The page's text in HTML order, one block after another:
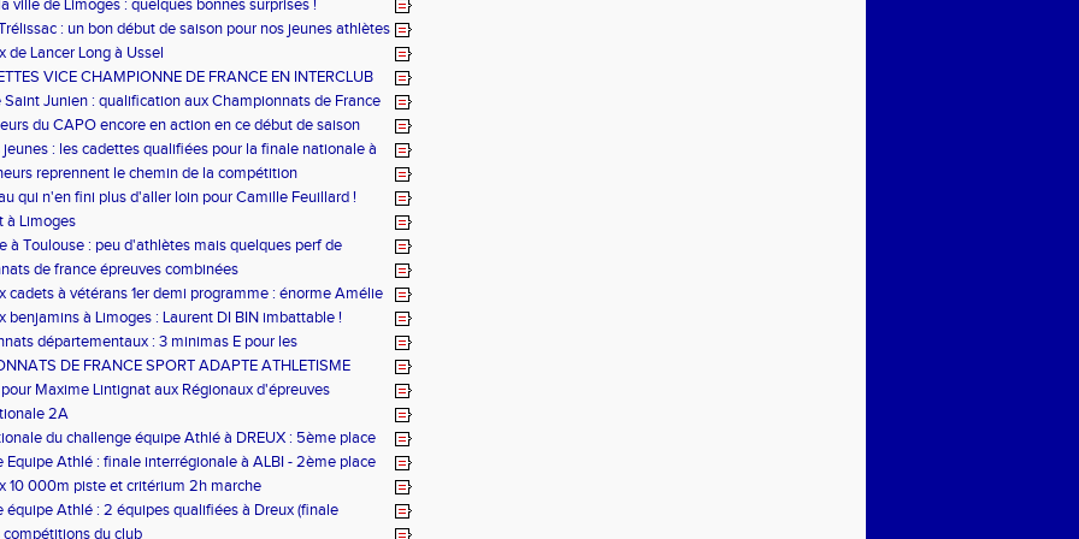
ville de Limoges : quelques bonnes surprises !
: un bon début de saison pour nos jeunes athlètes
de Lancer Long à Ussel
VICE CHAMPIONNE DE FRANCE EN INTERCLUB
Saint Junien : qualification aux Championnats de France
masculine !
du CAPO encore en action en ce début de saison
jeunes : les cadettes qualifiées pour la finale nationale à
reprennent le chemin de la compétition
qui n'en fini plus d'aller loin pour Camille Feuillard !
à Limoges
à Toulouse : peu d'athlètes mais quelques perf de
des records perso grâce à des courses de bon niveau !
de france épreuves combinées
cadets à vétérans 1er demi programme : énorme Amélie
benjamins à Limoges : Laurent DI BIN imbattable !
départementaux : 3 minimas E pour les
de France jeune !
DE FRANCE SPORT ADAPTE ATHLETISME
Maxime Lintignat aux Régionaux d'épreuves
Rhone Alpe !
2A
du challenge équipe Athlé à DREUX : 5ème place
!
Equipe Athlé : finale interrégionale à ALBI - 2ème place
-
10 000m piste et critérium 2h marche
équipe Athlé : 2 équipes qualifiées à Dreux (finale
et 2 équipes qualifiées à ALBI (finale interrégionale)
compétitions du club